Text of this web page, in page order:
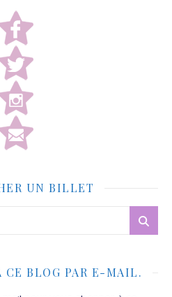
UN BILLET
CE BLOG PAR E-MAIL.